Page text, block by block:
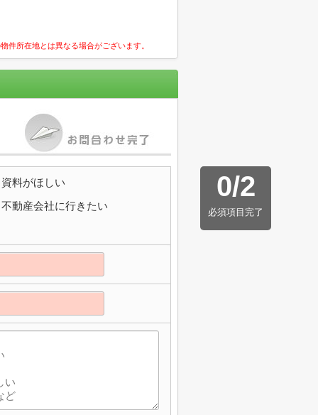
件所在地とは異なる場合がございます。
0/2
必須項目完了
資料がほしい
不動産会社に行きたい